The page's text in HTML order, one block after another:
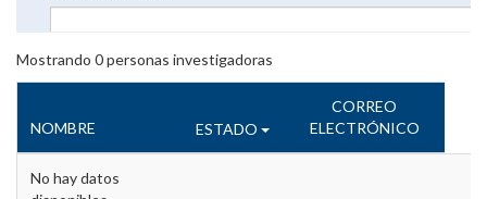
Mostrando 0personas investigadoras
NOMBRE ESTADO
CORREO
ELECTRÓNICO
No hay datos